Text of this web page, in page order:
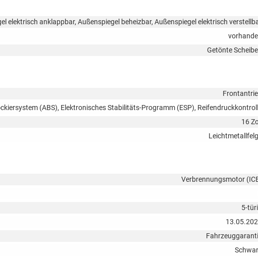
elektrisch anklappbar, Außenspiegel beheizbar, Außenspiegel elektrisch
Getönte
(ABS), Elektronisches Stabilitäts-Programm (ESP),
16
Verbrennungsmotor
5-